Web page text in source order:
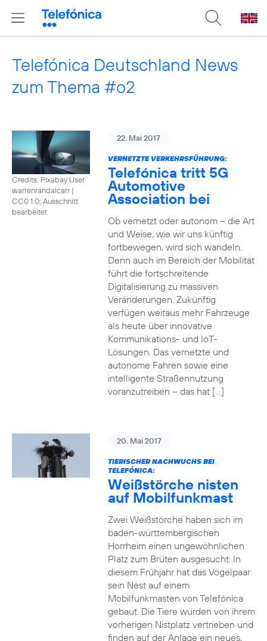
Telefónica Deutschland News
zum Thema #o2
Credits: Pixabay User
warrenrandalcarr|
CC0 1.0, Ausschnitt
bearbeitet
22. Mai 2017
VERNETZTE VERKEHRSFÜHRUNG:
Telefónica tritt 5G
Automotive
Association bei
Ob vernetzt oder autonom – die Art
und Weise, wie wir uns künftig
fortbewegen, wird sich wandeln.
Denn auch im Bereich der Mobilität
führt die fortschreitende
Digitalisierung zu massiven
Veränderungen. Zukünftig
verfügen weitaus mehr Fahrzeuge
als heute über innovative
Kommunikations- und IoT-
Lösungen. Das vernetzte und
autonome Fahren sowie eine
intelligente Straßennutzung
voranzutreiben – das hat […]
20. Mai 2017
TIERISCHER NACHWUCHS BEI
TELEFÓNICA:
Weißstörche nisten
auf Mobilfunkmast
Zwei Weißstörche haben sich im
baden-württembergischen
Horrheim einen ungewöhnlichen
Platz zum Brüten ausgesucht: In
diesem Frühjahr hat das Vogelpaar
sein Nest auf einem
Mobilfunkmasten von Telefónica
gebaut. Die Tiere wurden von ihrem
vorherigen Nistplatz vertrieben und
finden auf der Anlage ein neues,